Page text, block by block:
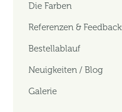
Die Farben
Referenzen &
Bestellablauf
Neuigkeiten / Blog
Galerie